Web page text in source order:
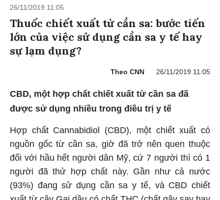
26/11/2019 11:05
Thuốc chiết xuất từ cần sa: bước tiến
lớn của việc sử dụng cần sa y tế hay
sự lạm dụng?
Theo CNN 26/11/2019 11:05
CBD, một hợp chất chiết xuất từ cần sa đã
được sử dụng nhiều trong điều trị y tế
Hợp chất Cannabidiol (CBD), một chiết xuất có
nguồn gốc từ cần sa, giờ đã trở nên quen thuộc
đối với hầu hết người dân Mỹ, cứ 7 người thì có 1
người đã thử hợp chất này. Gần như cả nước
(93%) đang sử dụng cần sa y tế, và CBD chiết
xuất từ cây Gai dầu có chất THC (chất gây say hay